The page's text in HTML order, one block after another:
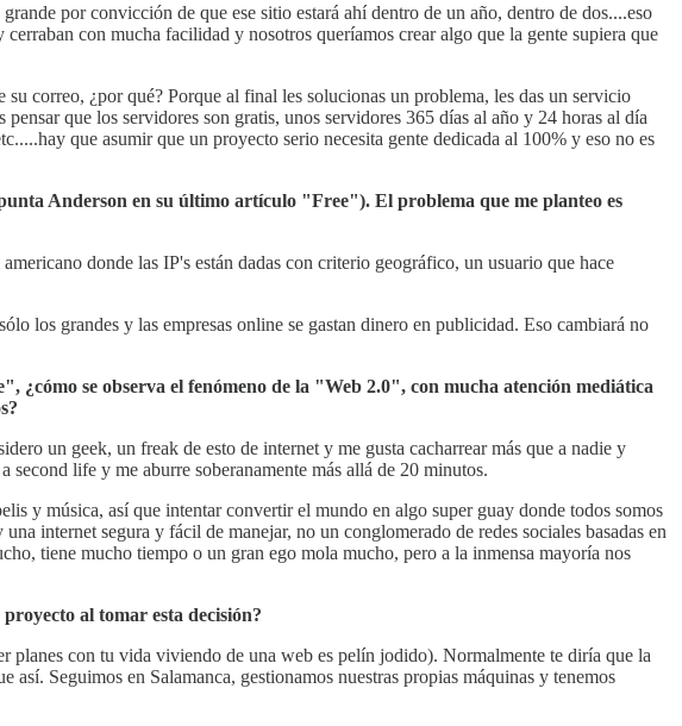
por convicción de que ese sitio estará ahí dentro de un año, dentro de dos....eso
con mucha facilidad y nosotros queríamos crear algo que la gente supiera que
correo, ¿por qué? Porque al final les solucionas un problema, les das un servicio
que los servidores son gratis, unos servidores 365 días al año y 24 horas al día
que asumir que un proyecto serio necesita gente dedicada al 100% y eso no es
Anderson en su último artículo "Free"). El problema que me planteo es
donde las IP's están dadas con criterio geográfico, un usuario que hace
los grandes y las empresas online se gastan dinero en publicidad. Eso cambiará no
¿cómo se observa el fenómeno de la "Web 2.0", con mucha atención mediática
un geek, un freak de esto de internet y me gusta cacharrear más que a nadie y
life y me aburre soberanamente más allá de 20 minutos.
y música, así que intentar convertir el mundo en algo super guay donde todos somos
internet segura y fácil de manejar, no un conglomerado de redes sociales basadas en
tiene mucho tiempo o un gran ego mola mucho, pero a la inmensa mayoría nos
al tomar esta decisión?
planes con tu vida viviendo de una web es pelín jodido). Normalmente te diría que la
Seguimos en Salamanca, gestionamos nuestras propias máquinas y tenemos